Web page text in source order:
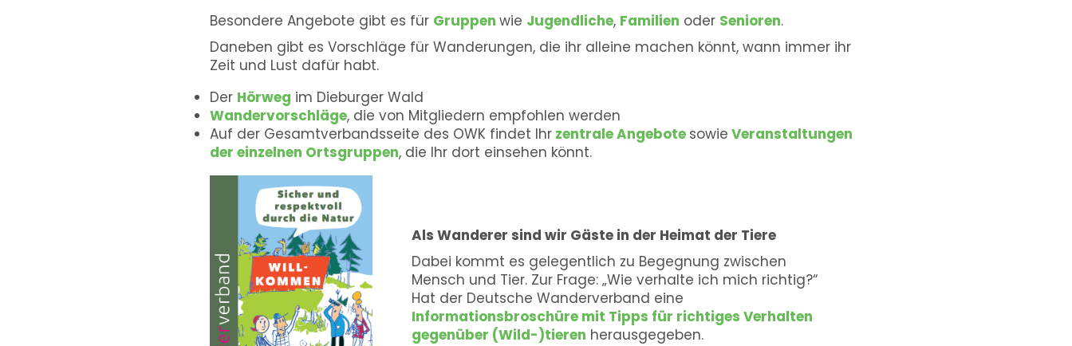
Besondere Angebote gibt es für Gruppen wie Jugendliche, Familien oder Senioren.
Daneben gibt es Vorschläge für Wanderungen, die ihr alleine machen könnt, wann immer ihr
Zeit und Lust dafür habt.
Der Hörweg im Dieburger Wald
Wandervorschläge, die von Mitgliedern empfohlen werden
Auf der Gesamtverbandsseite des OWK findet Ihr zentrale Angebote sowie Veranstaltungen
der einzelnen Ortsgruppen, die Ihr dort einsehen könnt.
Als Wanderer sind wir Gäste in der Heimat der Tiere
Dabei kommt es gelegentlich zu Begegnung zwischen
Mensch und Tier. Zur Frage: „Wie verhalte ich mich richtig?“
Hat der Deutsche Wanderverband eine
Informationsbroschüre mit Tipps für richtiges Verhalten
gegenüber (Wild-)tieren herausgegeben.